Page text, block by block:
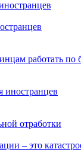
работать по
иностранцев
отработки